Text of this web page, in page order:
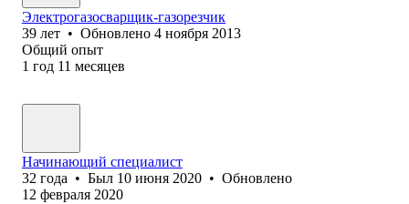
Электрогазосварщик-газорезчик
39 лет • Обновлено 4 ноября 2013
Общий опыт
1 год 11 месяцев
Начинающий специалист
32 года • Был 10 июня 2020 • Обновлено
12 февраля 2020